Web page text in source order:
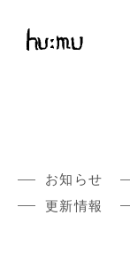
お知らせ
更新情報